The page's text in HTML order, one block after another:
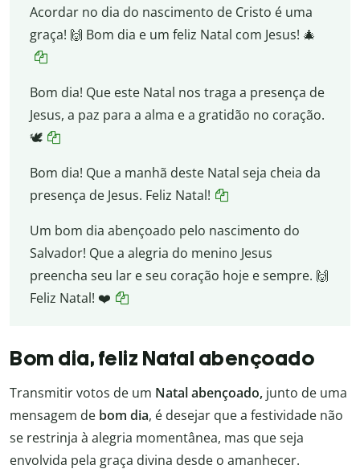
Acordar no dia do nascimento de Cristo é uma
graça! 🙌 Bom dia e um feliz Natal com Jesus! 🎄
Bom dia! Que este Natal nos traga a presença de
Jesus, a paz para a alma e a gratidão no coração.
🕊️
Bom dia! Que a manhã deste Natal seja cheia da
presença de Jesus. Feliz Natal!
Um bom dia abençoado pelo nascimento do
Salvador! Que a alegria do menino Jesus
preencha seu lar e seu coração hoje e sempre. 🙌
Feliz Natal! ❤️
Bom dia, feliz Natal abençoado
Transmitir votos de um Natal abençoado, junto de uma
mensagem de bom dia, é desejar que a festividade não
se restrinja à alegria momentânea, mas que seja
envolvida pela graça divina desde o amanhecer.